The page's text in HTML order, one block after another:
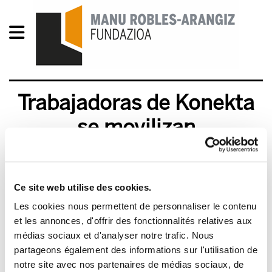
Ce site web utilise des cookies.
Les cookies nous permettent de personnaliser le contenu
et les annonces, d'offrir des fonctionnalités relatives aux
médias sociaux et d'analyser notre trafic. Nous
partageons également des informations sur l'utilisation de
notre site avec nos partenaires de médias sociaux, de
Trabajadoras de Konekta
se movilizan